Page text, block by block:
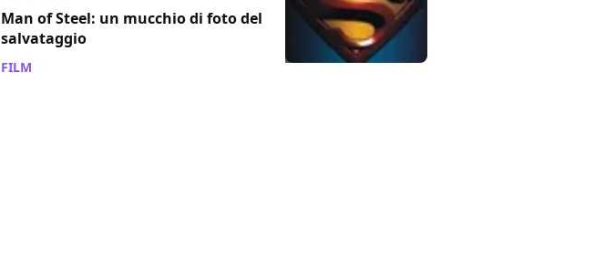
Man of Steel: un mucchio di foto del
salvataggio
FILM